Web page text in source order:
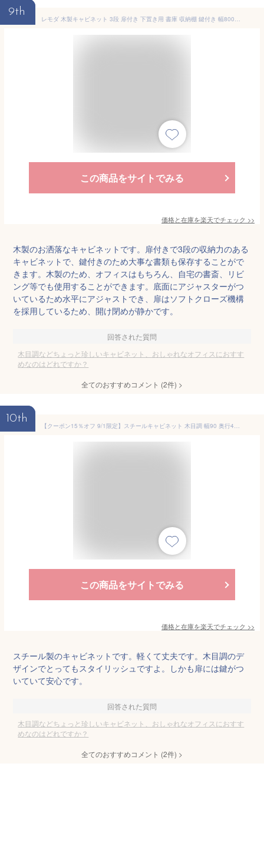
9th
レモダ 木製キャビネット 3段 扉付き 下置き用 書庫 収納棚 鍵付き 幅800×奥行443×高さ1098mm (アジャスター使用時1106mm) 本棚 ブックシェルフ 棚 書類棚 木製 オフィス 事務所 キャビネット 収納庫 ラック a4ファイルおしゃれ
この商品をサイトでみる
価格と在庫を楽天でチェック >>
木製のお洒落なキャビネットです。扉付きで3段の収納力のある
キャビネットで、鍵付きのため大事な書類も保存することがで
きます。木製のため、オフィスはもちろん、自宅の書斎、リビ
ング等でも使用することができます。底面にアジャスターがつ
いているため水平にアジャストでき、扉はソフトクローズ機構
を採用しているため、開け閉めが静かです。
回答された質問
木目調などちょっと珍しいキャビネット、おしゃれなオフィスにおすす
めなのはどれですか？
全てのおすすめコメント (2件) >
10th
【クーポン15％オフ 9/1限定】スチールキャビネット 木目調 幅90 奥行40 高さ90 鍵付き 書庫 両開き 奥深 書庫 ファイル オフィス家具 事務所 キャビネット 書棚 本棚 扉 収納 スチール書庫 オフィス収納 業務用 書類棚 書類棚 アンジェ 送料無料
この商品をサイトでみる
価格と在庫を楽天でチェック >>
スチール製のキャビネットです。軽くて丈夫です。木目調のデ
ザインでとってもスタイリッシュですよ。しかも扉には鍵がつ
いていて安心です。
回答された質問
木目調などちょっと珍しいキャビネット、おしゃれなオフィスにおすす
めなのはどれですか？
全てのおすすめコメント (2件) >